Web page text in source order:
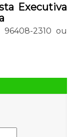
Executiva
96408-2310 ou